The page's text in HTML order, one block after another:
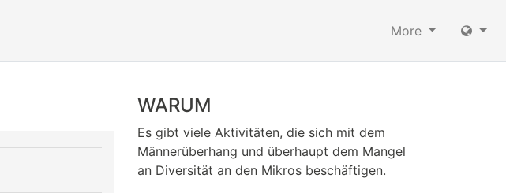
More
WARUM
Es gibt viele Aktivitäten, die sich mit dem
Männerüberhang und überhaupt dem Mangel
an Diversität an den Mikros beschäftigen.